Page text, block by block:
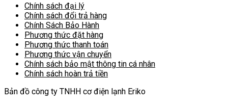
Chính sách đại lý
Chính sách đổi trả hàng
Chính Sách Bảo Hành
Phương thức đặt hàng
Phương thức thanh toán
Phương thức vận chuyển
Chính sách bảo mật thông tin cá nhân
Chính sách hoàn trả tiền
Bản đồ công ty TNHH cơ điện lạnh Eriko